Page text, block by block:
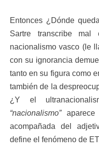
Entonces ¿Dónde
Sartre transcribe
nacionalismo vasco (le
con su ignorancia
tanto en su figura como
también de la
¿Y el
“nacionalismo”aparece
acompañada del
define el fenómeno de